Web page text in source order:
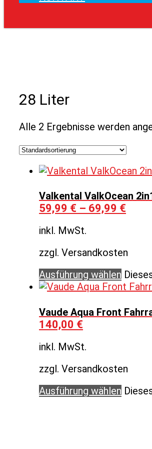
28 Liter
Alle 2 Ergebnisse werden
Valkental ValkOcean
59,99 € – 69,99 €
inkl. MwSt.
zzgl. Versandkosten
Ausführung wählen
Vaude Aqua Front
140,00 €
inkl. MwSt.
zzgl. Versandkosten
Ausführung wählen